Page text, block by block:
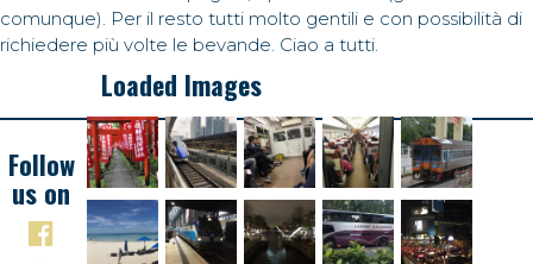
comunque). Per il resto tutti molto gentili e con possibilità di
richiedere più volte le bevande. Ciao a tutti.
Loaded Images
Follow
us on